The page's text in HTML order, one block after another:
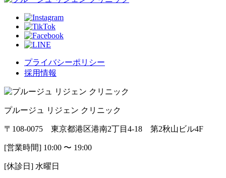
プライバシーポリシー
採用情報
プルージュ リジェン クリニック
〒108-0075 東京都港区港南2丁目4-18 第2秋山ビル4F
[営業時間] 10:00 〜 19:00
[休診日] 水曜日